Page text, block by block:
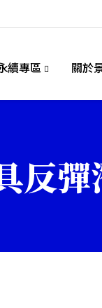
續專區 關於
反彈